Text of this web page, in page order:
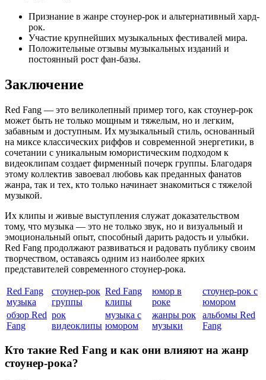
Признание в жанре стоунер-рок и альтернативный хард-
рок.
Участие крупнейших музыкальных фестивалей мира.
Положительные отзывы музыкальных изданий и
постоянный рост фан-базы.
Заключение
Red Fang — это великолепный пример того, как стоунер-рок
может быть не только мощным и тяжелым, но и легким,
забавным и доступным. Их музыкальный стиль, основанный
на миксе классических риффов и современной энергетики, в
сочетании с уникальным юмористическим подходом к
видеоклипам создает фирменный почерк группы. Благодаря
этому коллектив завоевал любовь как преданных фанатов
жанра, так и тех, кто только начинает знакомиться с тяжелой
музыкой.
Их клипы и живые выступления служат доказательством
тому, что музыка — это не только звук, но и визуальный и
эмоциональный опыт, способный дарить радость и улыбки.
Red Fang продолжают развиваться и радовать публику своим
творчеством, оставаясь одним из наиболее ярких
представителей современного стоунер-рока.
Red Fang
музыка
стоунер-рок
группы
Red Fang
клипы
юмор в
роке
стоунер-рок с
юмором
обзор Red
Fang
рок
видеоклипы
музыка с
юмором
жанры рок
музыки
альбомы Red
Fang
Кто такие Red Fang и как они влияют на жанр
стоунер-рока?